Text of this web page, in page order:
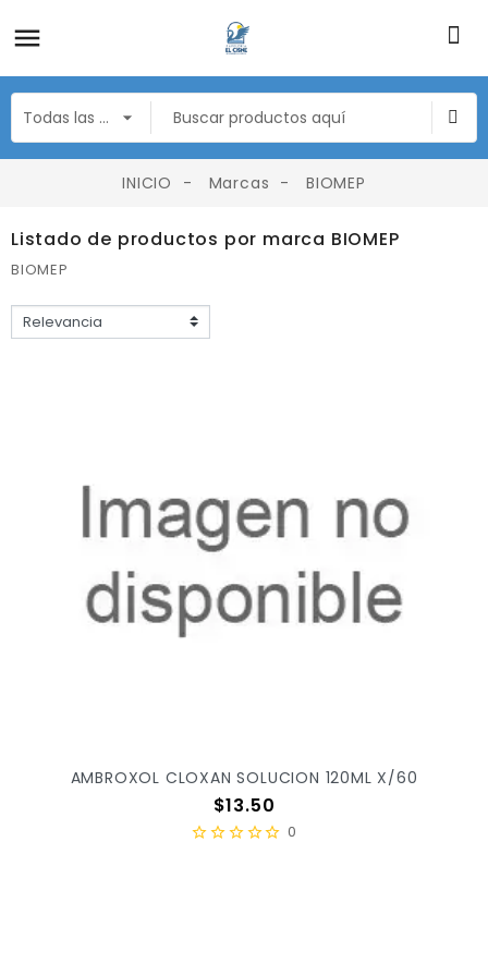
INICIO Marcas BIOMEP
Listado de productos por marca BIOMEP
BIOMEP
AMBROXOL CLOXAN SOLUCION 120ML X/60
Precio
$13.50
0